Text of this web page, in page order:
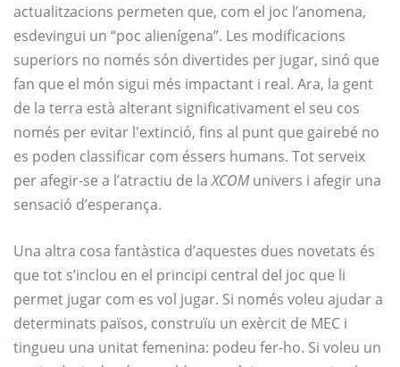
actualitzacions permeten que, com el joc l’anomena,
esdevingui un “poc alienígena”. Les modificacions
superiors no només són divertides per jugar, sinó que
fan que el món sigui més impactant i real. Ara, la gent
de la terra està alterant significativament el seu cos
només per evitar l'extinció, fins al punt que gairebé no
es poden classificar com éssers humans. Tot serveix
per afegir-se a l’atractiu de laXCOMunivers i afegir una
sensació d’esperança.
Una altra cosa fantàstica d’aquestes dues novetats és
que tot s’inclou en el principi central del joc que li
permet jugar com es vol jugar. Si només voleu ajudar a
determinats països, construïu un exèrcit de MEC i
tingueu una unitat femenina: podeu fer-ho. Si voleu un